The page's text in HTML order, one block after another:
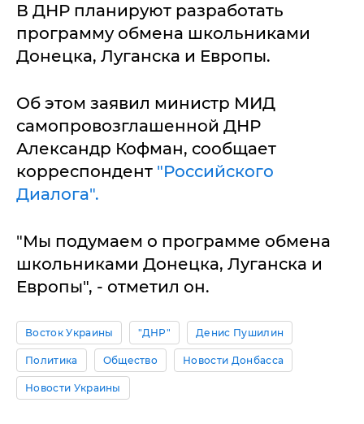
В ДНР планируют разработать
программу обмена школьниками
Донецка, Луганска и Европы.
Об этом заявил министр МИД
самопровозглашенной ДНР
Александр Кофман, сообщает
корреспондент "Российского
Диалога".
"Мы подумаем о программе обмена
школьниками Донецка, Луганска и
Европы", - отметил он.
Восток Украины "ДНР" Денис Пушилин
Политика Общество Новости Донбасса
Новости Украины